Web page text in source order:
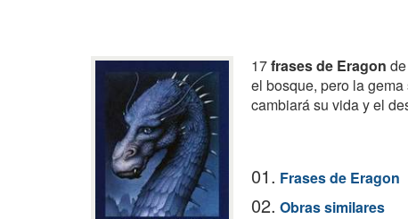
17frases de Eragon de
el bosque, pero la
cambiará su vida y el
01. Frases de Eragon
02. Obras similares